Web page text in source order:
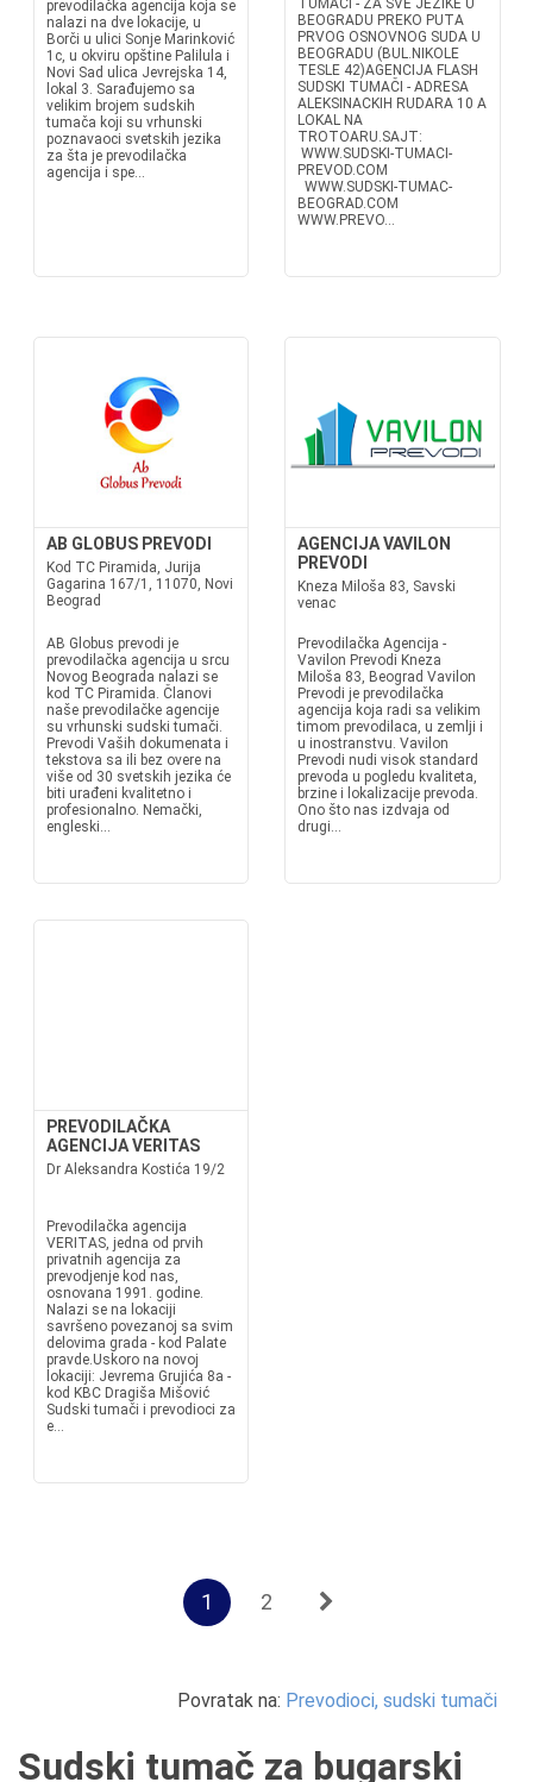
prevodilačka agencija koja se
nalazi na dve lokacije, u
Borči u ulici Sonje Marinković
1c, u okviru opštine Palilula i
Novi Sad ulica Jevrejska 14,
lokal 3. Sarađujemo sa
velikim brojem sudskih
tumača koji su vrhunski
poznavaoci svetskih jezika
za šta je prevodilačka
agencija i spe...
TUMAČI - ZA SVE JEZIKE U
BEOGRADU PREKO PUTA
PRVOG OSNOVNOG SUDA U
BEOGRADU (BUL.NIKOLE
TESLE 42)AGENCIJA FLASH
SUDSKI TUMAČI - ADRESA
ALEKSINACKIH RUDARA 10 A
LOKAL NA
TROTOARU.SAJT:
WWW.SUDSKI-TUMACI-
PREVOD.COM
WWW.SUDSKI-TUMAC-
BEOGRAD.COM
WWW.PREVO...
AB GLOBUS PREVODI
Kod TC Piramida, Jurija
Gagarina 167/1, 11070, Novi
Beograd
AB Globus prevodi je
prevodilačka agencija u srcu
Novog Beograda nalazi se
kod TC Piramida. Članovi
naše prevodilačke agencije
su vrhunski sudski tumači.
Prevodi Vaših dokumenata i
tekstova sa ili bez overe na
više od 30 svetskih jezika će
biti urađeni kvalitetno i
profesionalno. Nemački,
engleski...
AGENCIJA VAVILON
PREVODI
Kneza Miloša 83, Savski
venac
Prevodilačka Agencija -
Vavilon Prevodi Kneza
Miloša 83, Beograd Vavilon
Prevodi je prevodilačka
agencija koja radi sa velikim
timom prevodilaca, u zemlji i
u inostranstvu. Vavilon
Prevodi nudi visok standard
prevoda u pogledu kvaliteta,
brzine i lokalizacije prevoda.
Ono što nas izdvaja od
drugi...
PREVODILAČKA
AGENCIJA VERITAS
Dr Aleksandra Kostića 19/2
Prevodilačka agencija
VERITAS, jedna od prvih
privatnih agencija za
prevodjenje kod nas,
osnovana 1991. godine.
Nalazi se na lokaciji
savršeno povezanoj sa svim
delovima grada - kod Palate
pravde.Uskoro na novoj
lokaciji: Jevrema Grujića 8a -
kod KBC Dragiša Mišović
Sudski tumači i prevodioci za
e...
1 2
Povratak na: Prevodioci, sudski tumači
Sudski tumač za bugarski